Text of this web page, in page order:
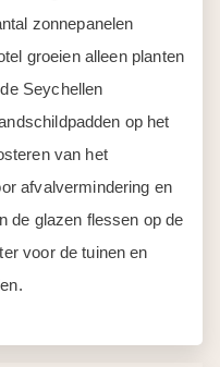
zonnepanelen
groeien alleen planten
Seychellen
op het
van het
afvalvermindering en
de glazen flessen op de
voor de tuinen en